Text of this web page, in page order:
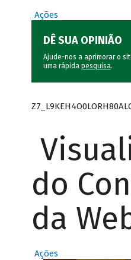
Ações
DÊ SUA OPINIÃO
Ajude-nos a aprimorar o
uma rápida pesquisa.
do
da
Ações